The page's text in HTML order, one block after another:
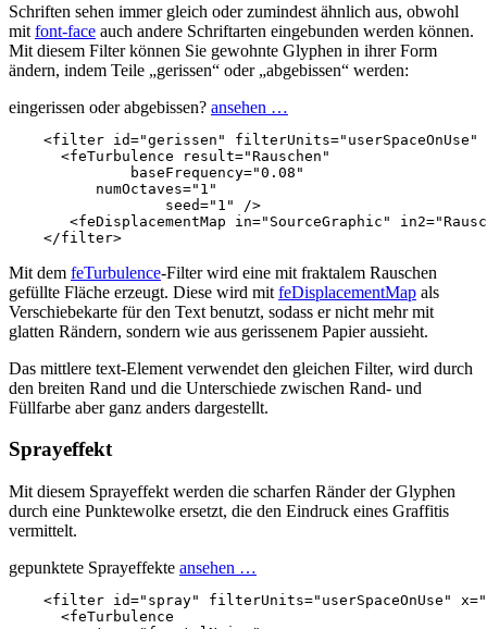
Schriften sehen immer gleich oder zumindest ähnlich aus, obwohl
mit font-face auch andere Schriftarten eingebunden werden können.
Mit diesem Filter können Sie gewohnte Glyphen in ihrer Form
ändern, indem Teile „gerissen“ oder „abgebissen“ werden:
eingerissen oder abgebissen? ansehen …
<filter id="gerissen" filterUnits="userSpaceOnUse"
<feTurbulence
result="Rauschen"
baseFrequency="0.08"
numOctaves="1"
seed="1"
/>
<feDisplacementMap
in="SourceGraphic" in2=
</filter>
Mit dem feTurbulence-Filter wird eine mit fraktalem Rauschen
gefüllte Fläche erzeugt. Diese wird mit feDisplacementMap als
Verschiebekarte für den Text benutzt, sodass er nicht mehr mit
glatten Rändern, sondern wie aus gerissenem Papier aussieht.
Das mittlere text-Element verwendet den gleichen Filter, wird durch
den breiten Rand und die Unterschiede zwischen Rand- und
Füllfarbe aber ganz anders dargestellt.
Sprayeffekt
Mit diesem Sprayeffekt werden die scharfen Ränder der Glyphen
durch eine Punktewolke ersetzt, die den Eindruck eines Graffitis
vermittelt.
gepunktete Sprayeffekte ansehen …
<filter id="spray" filterUnits="userSpaceOnUse" x=
<feTurbulence